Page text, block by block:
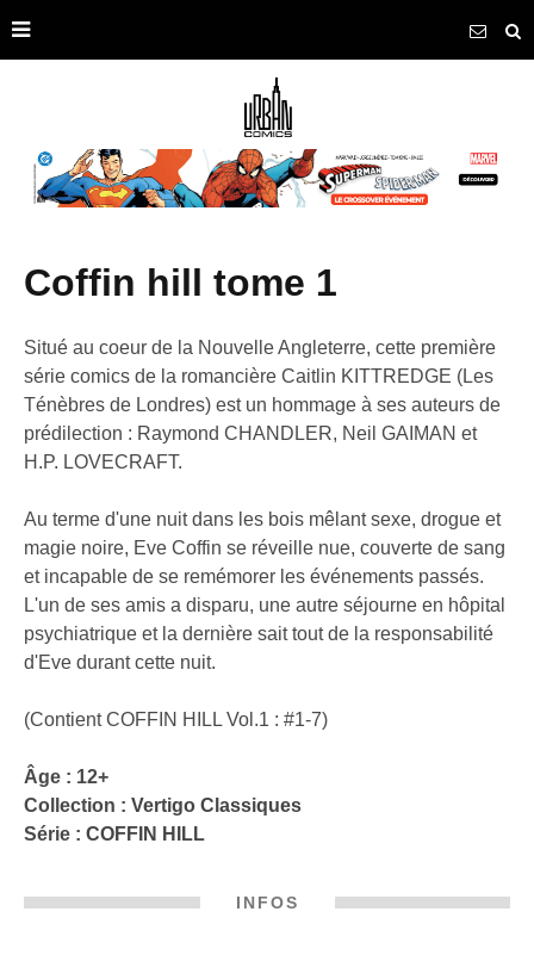
coffin hill tome 1
Situé au coeur de la Nouvelle Angleterre, cette première
série comics de la romancière Caitlin KITTREDGE (Les
Ténèbres de Londres) est un hommage à ses auteurs de
prédilection : Raymond CHANDLER, Neil GAIMAN et
H.P. LOVECRAFT.
Au terme d'une nuit dans les bois mêlant sexe, drogue et
magie noire, Eve Coffin se réveille nue, couverte de sang
et incapable de se remémorer les événements passés.
L'un de ses amis a disparu, une autre séjourne en hôpital
psychiatrique et la dernière sait tout de la responsabilité
d'Eve durant cette nuit.
(Contient COFFIN HILL Vol.1 : #1-7)
Âge : 12+
Collection : Vertigo Classiques
Série : COFFIN HILL
INFOS